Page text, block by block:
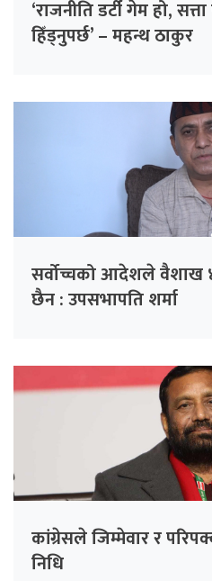
‘राजनीति डर्टी गेम हो,
हिँड्नुपर्छ’ – महन्थ ठाकुर
सर्वोच्चको आदेशले वैशाख
छैन : उपसभापति शर्मा
कांग्रेसले जिम्मेवार र
निधि